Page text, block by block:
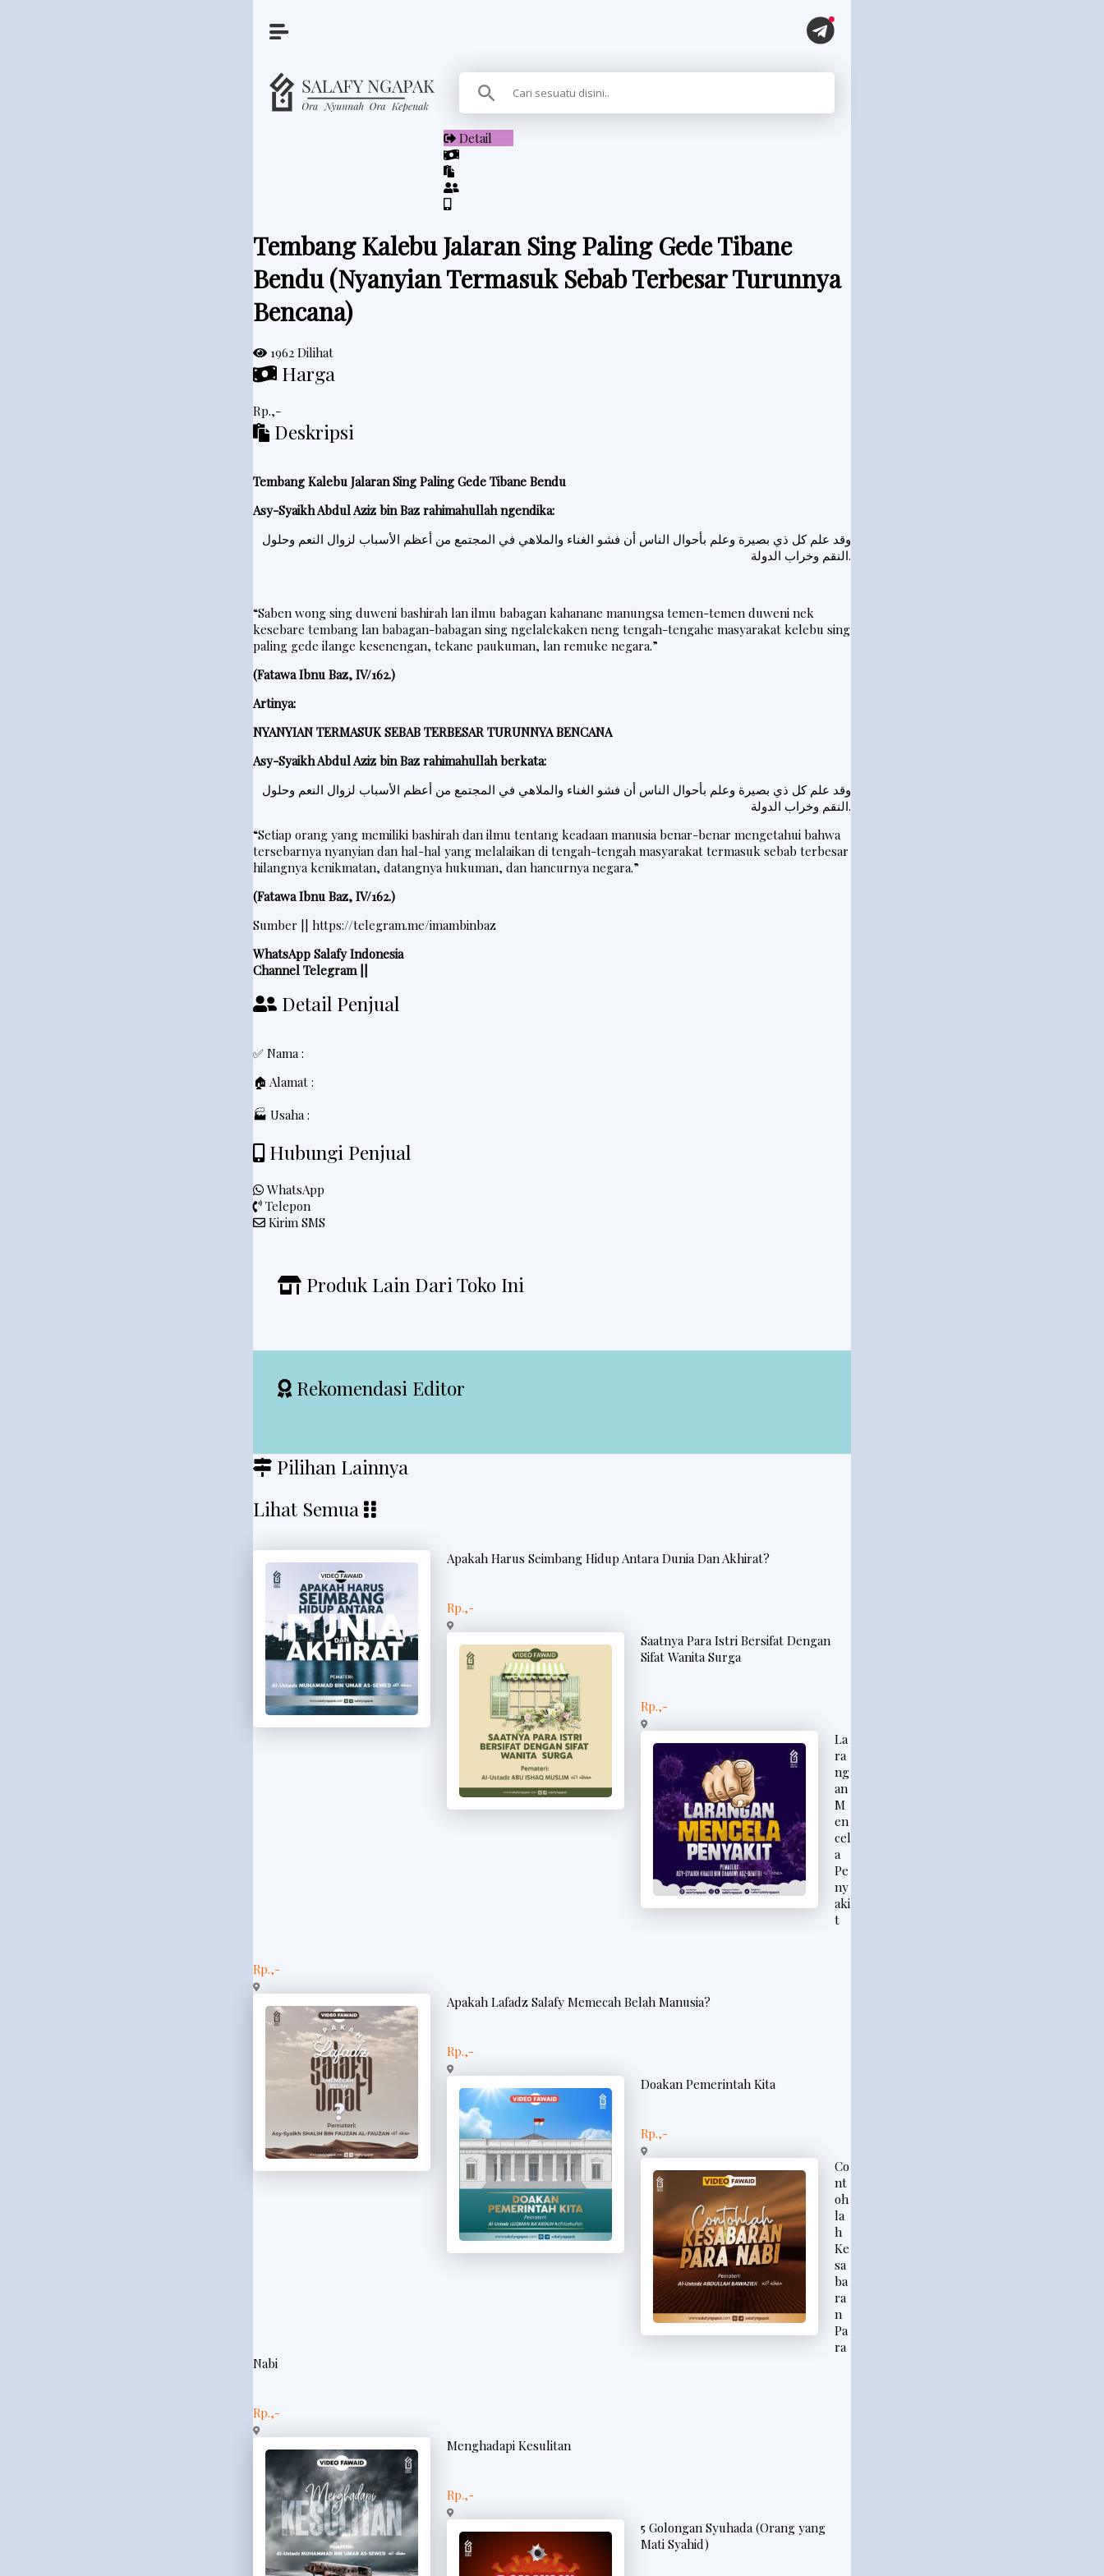
Detail
Tembang Kalebu Jalaran Sing Paling Gede Tibane
Bendu (Nyanyian Termasuk Sebab Terbesar Turunnya
Bencana)
1962 Dilihat
Harga
Rp.,-
Deskripsi
Tembang Kalebu Jalaran Sing Paling Gede Tibane Bendu
Asy-Syaikh Abdul Aziz bin Baz rahimahullah ngendika:
وقد علم كل ذي بصيرة وعلم بأحوال الناس أن فشو الغناء والملاهي في المجتمع من أعظم الأسباب لزوال النعم وحلول
النقم وخراب الدولة.
“Saben wong sing duweni bashirah lan ilmu babagan kahanane manungsa temen-temen duweni nek
kesebare tembang lan babagan-babagan sing ngelalekaken neng tengah-tengahe masyarakat kelebu sing
paling gede ilange kesenengan, tekane paukuman, lan remuke negara.”
(Fatawa Ibnu Baz, IV/162.)
Artinya:
NYANYIAN TERMASUK SEBAB TERBESAR TURUNNYA BENCANA
Asy-Syaikh Abdul Aziz bin Baz rahimahullah berkata:
وقد علم كل ذي بصيرة وعلم بأحوال الناس أن فشو الغناء والملاهي في المجتمع من أعظم الأسباب لزوال النعم وحلول
النقم وخراب الدولة.
“Setiap orang yang memiliki bashirah dan ilmu tentang keadaan manusia benar-benar mengetahui bahwa
tersebarnya nyanyian dan hal-hal yang melalaikan di tengah-tengah masyarakat termasuk sebab terbesar
hilangnya kenikmatan, datangnya hukuman, dan hancurnya negara.”
(Fatawa Ibnu Baz, IV/162.)
Sumber || https://telegram.me/imambinbaz
WhatsApp Salafy Indonesia
Channel Telegram ||
Detail Penjual
✅ Nama :
🏠 Alamat :
🏭 Usaha :
Hubungi Penjual
WhatsApp
Telepon
Kirim SMS
Produk Lain Dari Toko Ini
Rekomendasi Editor
Pilihan Lainnya
Lihat Semua
Apakah Harus Seimbang Hidup Antara Dunia Dan Akhirat?
Rp.,-
Saatnya Para Istri Bersifat Dengan
Sifat Wanita Surga
Rp.,-
La
ra
ng
an
M
en
cel
a
Pe
ny
aki
t
Rp.,-
Apakah Lafadz Salafy Memecah Belah Manusia?
Rp.,-
Doakan Pemerintah Kita
Rp.,-
Co
nt
oh
la
h
Ke
sa
ba
ra
n
Pa
ra
Nabi
Rp.,-
Menghadapi Kesulitan
Rp.,-
5 Golongan Syuhada (Orang yang
Mati Syahid)